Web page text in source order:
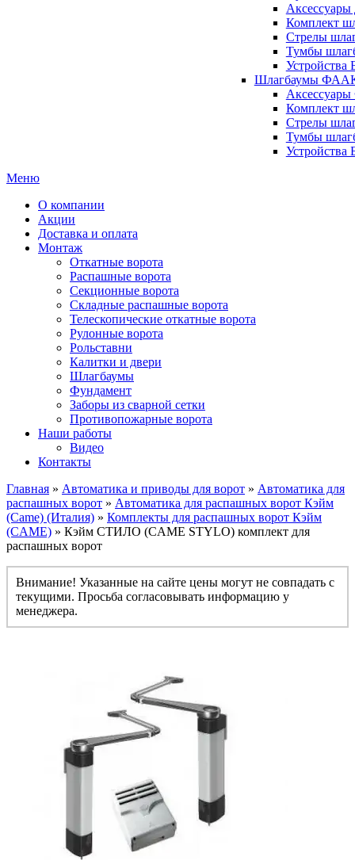
Комплект
Стрелы
Тумбы
Устройства
Шлагбаумы ФААК
Комплект
Стрелы
Тумбы
Меню
О компании
Акции
Доставка и оплата
Монтаж
Откатные ворота
Распашные ворота
Секционные ворота
Складные распашные ворота
Телескопические откатные ворота
Рулонные ворота
Рольставни
Калитки и двери
Шлагбаумы
Фундамент
Заборы из сварной сетки
Противопожарные ворота
Наши работы
Видео
Контакты
Главная » Автоматика и приводы для ворот » Автоматика для
распашных ворот » Автоматика для распашных ворот Кэйм
(Came) (Италия) » Комплекты для распашных ворот Кэйм
(CAME) » Кэйм СТИЛО (CAME STYLO) комплект для
распашных ворот
Внимание! Указанные на сайте цены могут не совпадать с
текущими. Просьба согласовывать информацию у
менеджера.